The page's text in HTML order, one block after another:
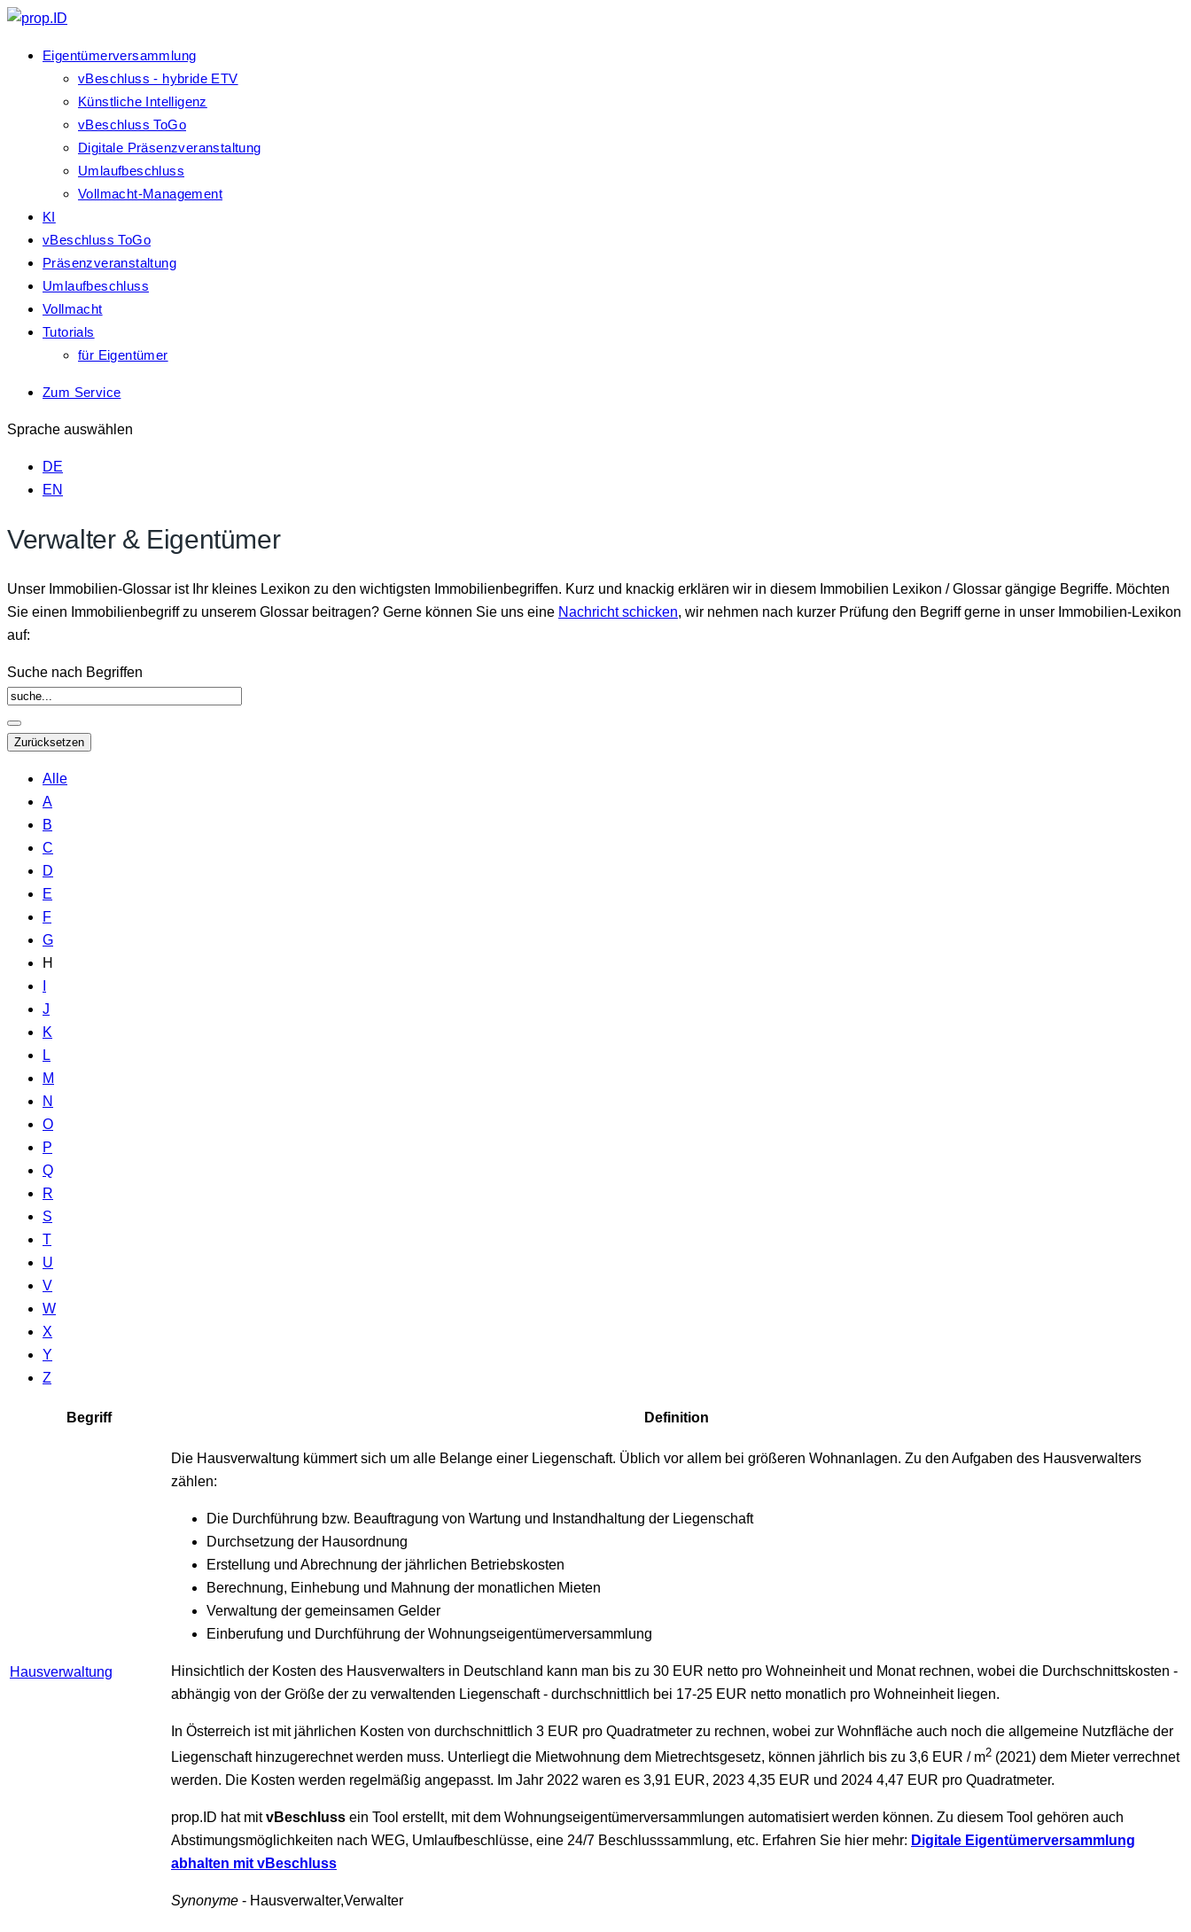
Eigentümerversammlung
vBeschluss - hybride ETV
Künstliche Intelligenz
vBeschluss ToGo
Digitale Präsenzveranstaltung
Umlaufbeschluss
Vollmacht-Management
KI
vBeschluss ToGo
Präsenzveranstaltung
Umlaufbeschluss
Vollmacht
Tutorials
für Eigentümer
Zum Service
Sprache auswählen
DE
EN
Verwalter & Eigentümer
Unser Immobilien-Glossar ist Ihr kleines Lexikon zu den wichtigsten Immobilienbegriffen. Kurz und knackig erklären wir in diesem Immobilien Lexikon / Glossar gängige Begriffe. Möchten
Sie einen Immobilienbegriff zu unserem Glossar beitragen? Gerne können Sie uns eine Nachricht schicken, wir nehmen nach kurzer Prüfung den Begriff gerne in unser Immobilien-Lexikon
auf:
Suche nach Begriffen
Alle
A
B
C
D
E
F
G
H
J
K
L
M
N
O
P
Q
R
S
T
U
V
W
X
Y
Z
Begriff Definition
Hausverwaltung
Die Hausverwaltung kümmert sich um alle Belange einer Liegenschaft. Üblich vor allem bei größeren Wohnanlagen. Zu den Aufgaben des Hausverwalters
zählen:
Die Durchführung bzw. Beauftragung von Wartung und Instandhaltung der Liegenschaft
Durchsetzung der Hausordnung
Erstellung und Abrechnung der jährlichen Betriebskosten
Berechnung, Einhebung und Mahnung der monatlichen Mieten
Verwaltung der gemeinsamen Gelder
Einberufung und Durchführung der Wohnungseigentümerversammlung
Hinsichtlich der Kosten des Hausverwalters in Deutschland kann man bis zu 30 EUR netto pro Wohneinheit und Monat rechnen, wobei die Durchschnittskosten -
abhängig von der Größe der zu verwaltenden Liegenschaft - durchschnittlich bei 17-25 EUR netto monatlich pro Wohneinheit liegen.
In Österreich ist mit jährlichen Kosten von durchschnittlich 3 EUR pro Quadratmeter zu rechnen, wobei zur Wohnfläche auch noch die allgemeine Nutzfläche der
Liegenschaft hinzugerechnet werden muss. Unterliegt die Mietwohnung dem Mietrechtsgesetz, können jährlich bis zu 3,6 EUR / m2 (2021) dem Mieter verrechnet
werden. Die Kosten werden regelmäßig angepasst. Im Jahr 2022 waren es 3,91 EUR, 2023 4,35 EUR und 2024 4,47 EUR pro Quadratmeter.
prop.ID hat mitvBeschluss ein Tool erstellt, mit dem Wohnungseigentümerversammlungen automatisiert werden können. Zu diesem Tool gehören auch
Abstimungsmöglichkeiten nach WEG, Umlaufbeschlüsse, eine 24/7 Beschlusssammlung, etc. Erfahren Sie hier mehr: Digitale Eigentümerversammlung
abhalten mit vBeschluss
Synonyme - Hausverwalter,Verwalter